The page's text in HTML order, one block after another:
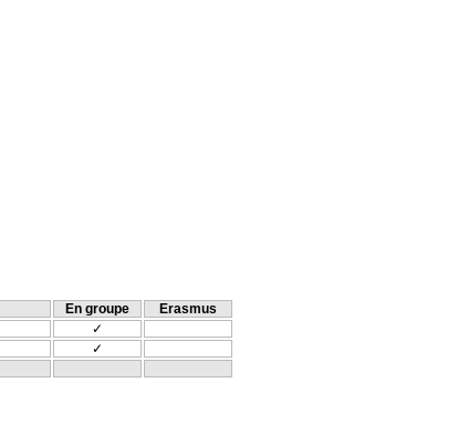
En groupe
Erasmus
✓
✓